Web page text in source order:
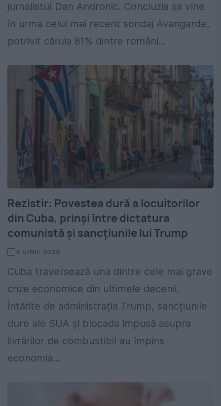
jurnalistul Dan Andronic. Concluzia sa vine
în urma celui mai recent sondaj Avangarde,
potrivit căruia 81% dintre români...
Rezistir: Povestea dură a locuitorilor
din Cuba, prinși între dictatura
comunistă și sancțiunile lui Trump
4 IUNIE 2026
Cuba traversează una dintre cele mai grave
crize economice din ultimele decenii.
Întărite de administrația Trump, sancțiunile
dure ale SUA și blocada impusă asupra
livrărilor de combustibil au împins
economia...